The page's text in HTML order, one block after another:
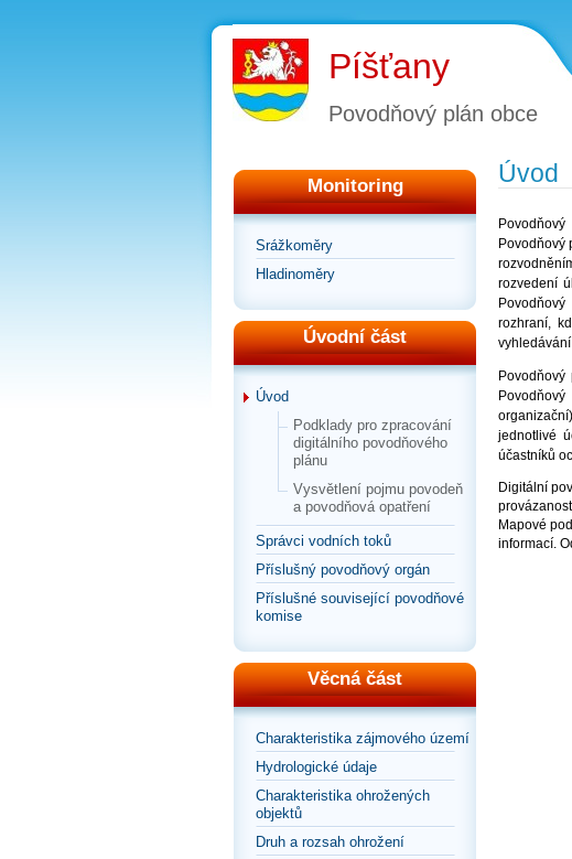
Píšťany
Povodňový plán obce
Monitoring
Srážkoměry
Hladinoměry
Úvodní část
Úvod
Podklady pro zpracování
digitálního povodňového
plánu
Vysvětlení pojmu povodeň
a povodňová opatření
Správci vodních toků
Příslušný povodňový orgán
Příslušné související povodňové
komise
Věcná část
Charakteristika zájmového území
Hydrologické údaje
Charakteristika ohrožených
objektů
Druh a rozsah ohrožení
Úvod
Povodňový
rozvedení
rozhraní,
jednotlivé
účastníků
Digitální
Mapové
informací.